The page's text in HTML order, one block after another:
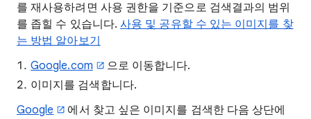
를 재사용하려면 사용 권한을 기준으로 검색결과의 범위
를 좁힐 수 있습니다.사용 및 공유할 수 있는 이미지를 찾
는 방법 알아보기
Google.com
으로 이동합니다.
이미지를 검색합니다.
Google
에서 찾고 싶은 이미지를 검색한 다음 상단에